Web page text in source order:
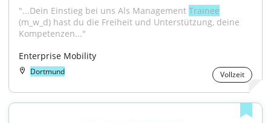
"...Dein Einstieg bei uns Als Management Trainee
(m_w_d) hast du die Freiheit und Unterstützung, deine
Kompetenzen..."
Enterprise Mobility
Dortmund Vollzeit